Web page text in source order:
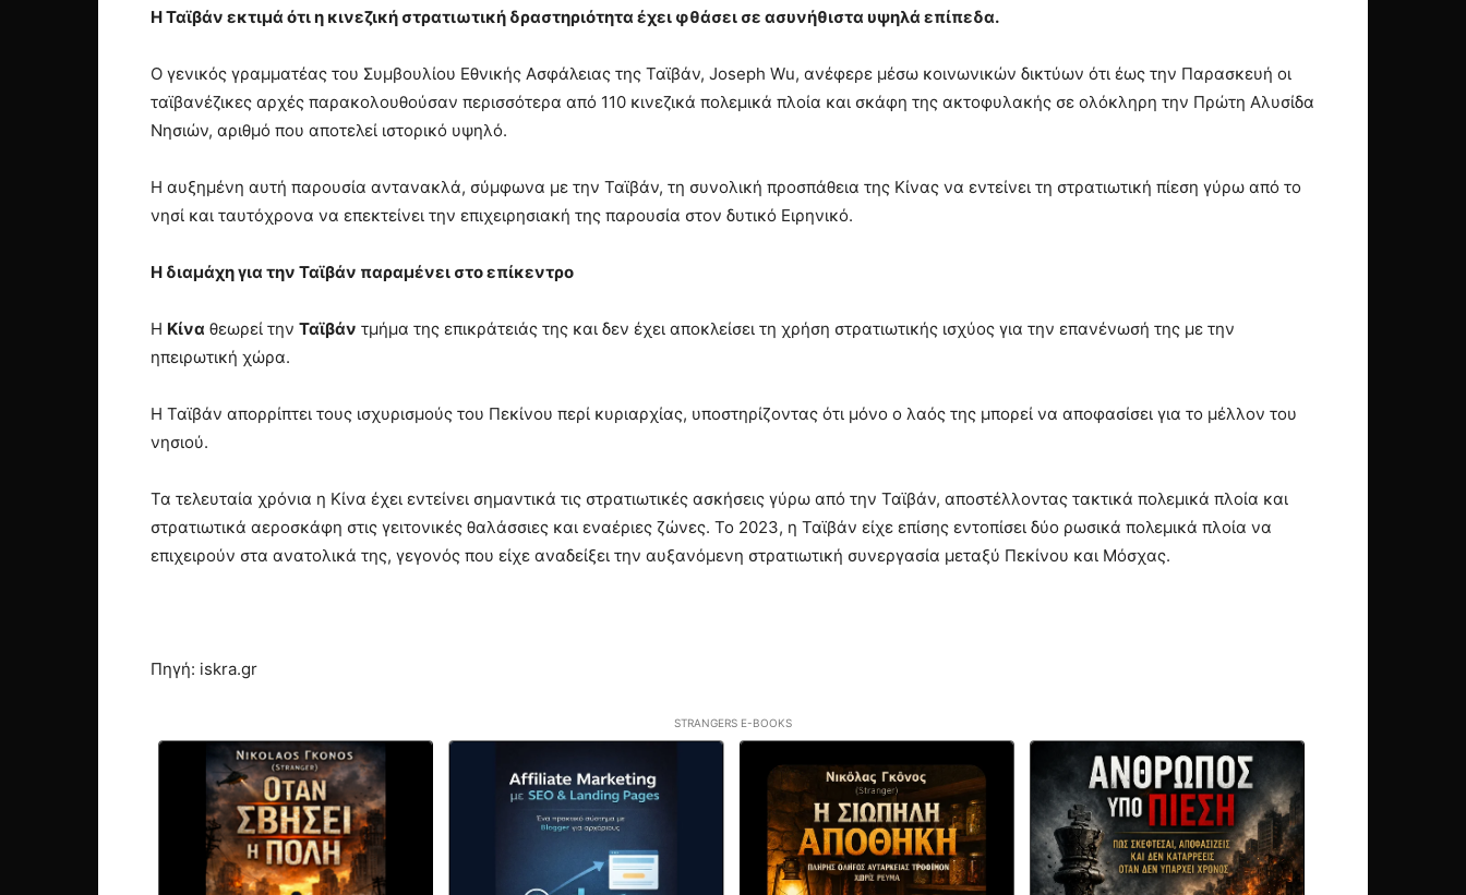
Η Ταϊβάν εκτιμά ότι η κινεζική στρατιωτική δραστηριότητα έχει φθάσει σε ασυνήθιστα υψηλά επίπεδα.
Ο γενικός γραμματέας του Συμβουλίου Εθνικής Ασφάλειας της Ταϊβάν, Joseph Wu, ανέφερε μέσω κοινωνικών δικτύων ότι έως την Παρασκευή οι
ταϊβανέζικες αρχές παρακολουθούσαν περισσότερα από 110 κινεζικά πολεμικά πλοία και σκάφη της ακτοφυλακής σε ολόκληρη την Πρώτη Αλυσίδα
Νησιών, αριθμό που αποτελεί ιστορικό υψηλό.
Η αυξημένη αυτή παρουσία αντανακλά, σύμφωνα με την Ταϊβάν, τη συνολική προσπάθεια της Κίνας να εντείνει τη στρατιωτική πίεση γύρω από το
νησί και ταυτόχρονα να επεκτείνει την επιχειρησιακή της παρουσία στον δυτικό Ειρηνικό.
Η διαμάχη για την Ταϊβάν παραμένει στο επίκεντρο
Η Κίνα θεωρεί την Ταϊβάν τμήμα της επικράτειάς της και δεν έχει αποκλείσει τη χρήση στρατιωτικής ισχύος για την επανένωσή της με την
ηπειρωτική χώρα.
Η Ταϊβάν απορρίπτει τους ισχυρισμούς του Πεκίνου περί κυριαρχίας, υποστηρίζοντας ότι μόνο ο λαός της μπορεί να αποφασίσει για το μέλλον του
νησιού.
Τα τελευταία χρόνια η Κίνα έχει εντείνει σημαντικά τις στρατιωτικές ασκήσεις γύρω από την Ταϊβάν, αποστέλλοντας τακτικά πολεμικά πλοία και
στρατιωτικά αεροσκάφη στις γειτονικές θαλάσσιες και εναέριες ζώνες. Το 2023, η Ταϊβάν είχε επίσης εντοπίσει δύο ρωσικά πολεμικά πλοία να
επιχειρούν στα ανατολικά της, γεγονός που είχε αναδείξει την αυξανόμενη στρατιωτική συνεργασία μεταξύ Πεκίνου και Μόσχας.
Πηγή: iskra.gr
STRANGERS E-BOOKS